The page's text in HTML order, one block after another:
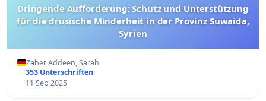
Dringende Aufforderung: Schutz und Unterstützung
für die drusische Minderheit in der Provinz Suwaida,
Syrien
Zaher Addeen, Sarah
353 Unterschriften
11 Sep 2025